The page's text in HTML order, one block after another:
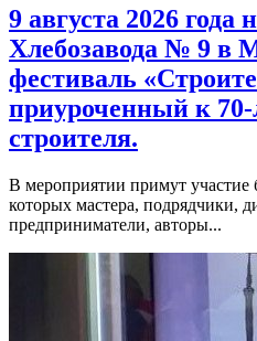
9 августа 2026 года
Хлебозавода № 9 в
фестиваль
приуроченный к
строителя.
В мероприятии примут участие
которых мастера, подрядчики,
предприниматели, авторы...